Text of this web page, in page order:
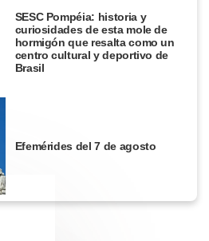
SESC Pompéia: historia y
curiosidades de esta mole de
hormigón que resalta como un
centro cultural y deportivo de
Brasil
Efemérides del 7 de agosto